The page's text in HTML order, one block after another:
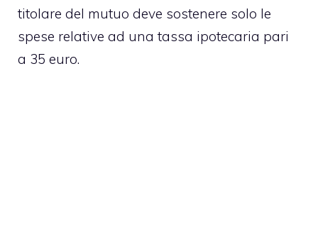
titolare del mutuo deve sostenere solo le
spese relative ad una tassa ipotecaria pari
a 35 euro.